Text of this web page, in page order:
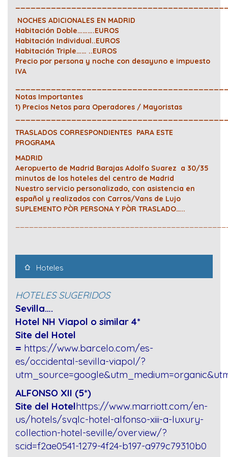
NOCHES ADICIONALES EN MADRID
Habitación Doble……….EUROS
Habitación Individual..EUROS
Habitación Triple…… ..EUROS
Precio por persona y noche con desayuno e impuesto
IVA
Notas Importantes
1) Precios Netos para Operadores / Mayoristas
TRASLADOS CORRESPONDIENTES PARA ESTE
PROGRAMA
MADRID
Aeropuerto de Madrid Barajas Adolfo Suarez a 30/35
minutos de los hoteles del centro de Madrid
Nuestro servicio personalizado, con asistencia en
español y realizados con Carros/Vans de Lujo
SUPLEMENTO PÒR PERSONA Y PÒR TRASLADO…..
Hoteles
HOTELES SUGERIDOS
Sevilla….
Hotel NH Viapol o similar 4*
Site del Hotel
= https://www.barcelo.com/es-
es/occidental-sevilla-viapol/?
ALFONSO XII (5*)
Site del Hotelhttps://www.marriott.com/en-
us/hotels/svqlc-hotel-alfonso-xiii-a-luxury-
collection-hotel-seville/overview/?
scid=f2ae0541-1279-4f24-b197-a979c79310b0